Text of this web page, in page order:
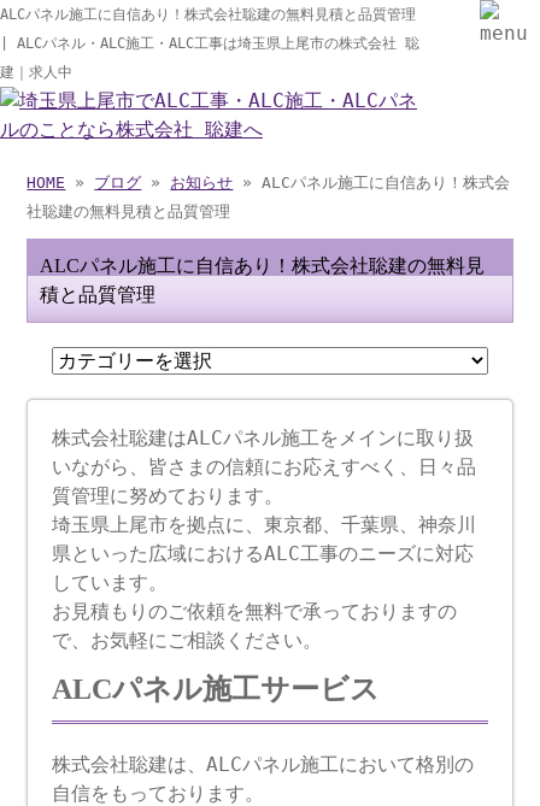
ALCパネル施工に自信あり！株式会社聡建の無料見積と品質管理
| ALCパネル・ALC施工・ALC工事は埼玉県上尾市の株式会社 聡
建｜求人中
HOME » ブログ » お知らせ » ALCパネル施工に自信あり！株式会
社聡建の無料見積と品質管理
ALCパネル施工に自信あり！株式会社聡建の無料見
積と品質管理
株式会社聡建はALCパネル施工をメインに取り扱
いながら、皆さまの信頼にお応えすべく、日々品
質管理に努めております。
埼玉県上尾市を拠点に、東京都、千葉県、神奈川
県といった広域におけるALC工事のニーズに対応
しています。
お見積もりのご依頼を無料で承っておりますの
で、お気軽にご相談ください。
ALCパネル施工サービス
株式会社聡建は、ALCパネル施工において格別の
自信をもっております。